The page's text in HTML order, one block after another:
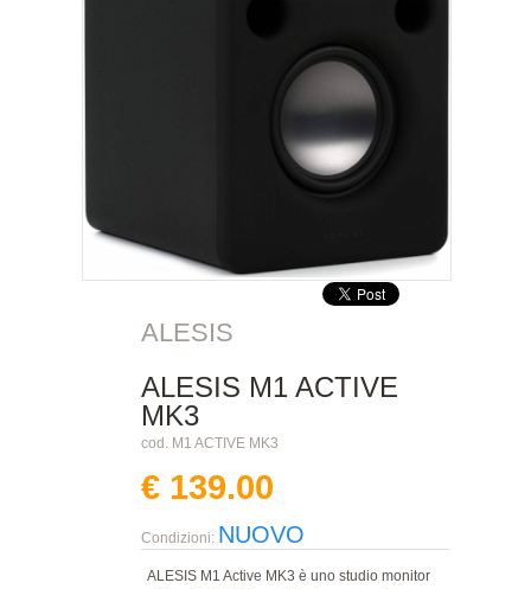
ALESIS
ALESIS M1 ACTIVE
MK3
cod. M1 ACTIVE MK3
€ 139.00
Condizioni: NUOVO
ALESIS M1 Active MK3 è uno studio monitor